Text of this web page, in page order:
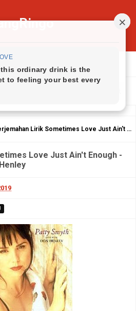
Lirik Sometimes Love Just Ain't Enough - Patty Smyth feat Don Henley
Love Just Ain't Enough -